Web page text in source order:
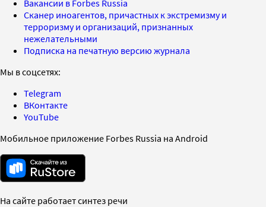
Вакансии в Forbes Russia
Сканер иноагентов, причастных к экстремизму и
терроризму и организаций, признанных
нежелательными
Подписка на печатную версию журнала
Мы в соцсетях:
Telegram
ВКонтакте
YouTube
Мобильное приложение Forbes Russia на Android
На сайте работает синтез речи